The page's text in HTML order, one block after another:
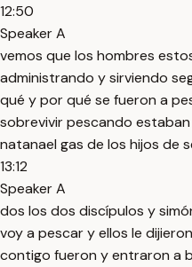
12:50
Speaker A
vemos que los hombres
administrando y sirviendo
qué y por qué se fueron a
sobrevivir pescando
natanael gas de los hijos de
13:12
Speaker A
dos los dos discípulos y
voy a pescar y ellos le
contigo fueron y entraron a